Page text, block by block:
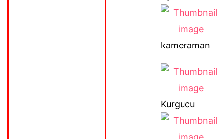
kameraman
Kurgucu